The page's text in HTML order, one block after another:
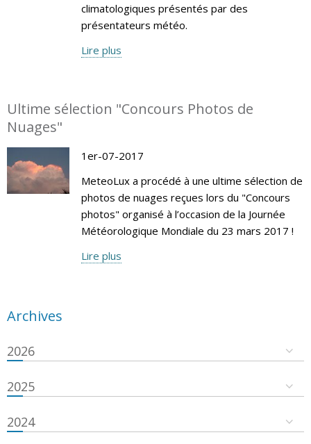
climatologiques présentés par des
présentateurs météo.
Lire plus
Ultime sélection "Concours Photos de
Nuages"
1er-07-2017
MeteoLux a procédé à une ultime sélection de
photos de nuages reçues lors du "Concours
photos" organisé à l’occasion de la Journée
Météorologique Mondiale du 23 mars 2017 !
Lire plus
Archives
2026
2025
2024